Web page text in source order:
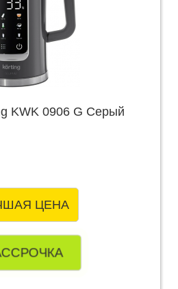
KWK 0906 G Серый
ЦЕНА